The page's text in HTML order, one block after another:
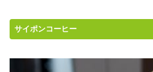
サイポンコーヒー